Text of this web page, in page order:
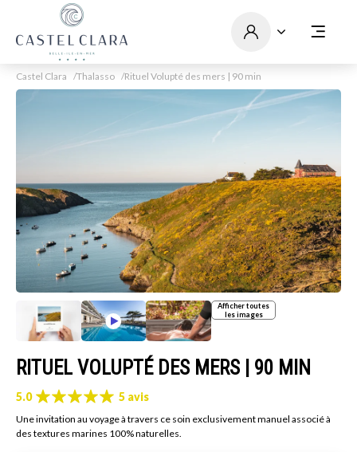
Castel Clara Thalasso Rituel Volupté des mers | 90 min
Afficher toutes
les images
RITUEL VOLUPTÉ DES MERS | 90 MIN
5.0 5 avis
Une invitation au voyage à travers ce soin exclusivement manuel associé à
des textures marines 100% naturelles.